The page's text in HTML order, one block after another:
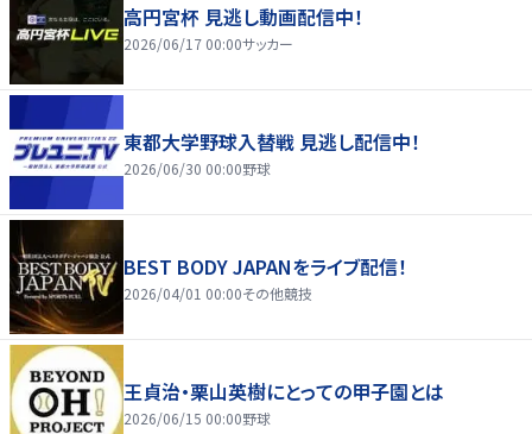
高円宮杯 見逃し動画配信中！
2026/06/17 00:00サッカー
東都大学野球入替戦 見逃し配信中！
2026/06/30 00:00野球
BEST BODY JAPANをライブ配信！
2026/04/01 00:00その他競技
王貞治・栗山英樹にとっての甲子園とは
2026/06/15 00:00野球